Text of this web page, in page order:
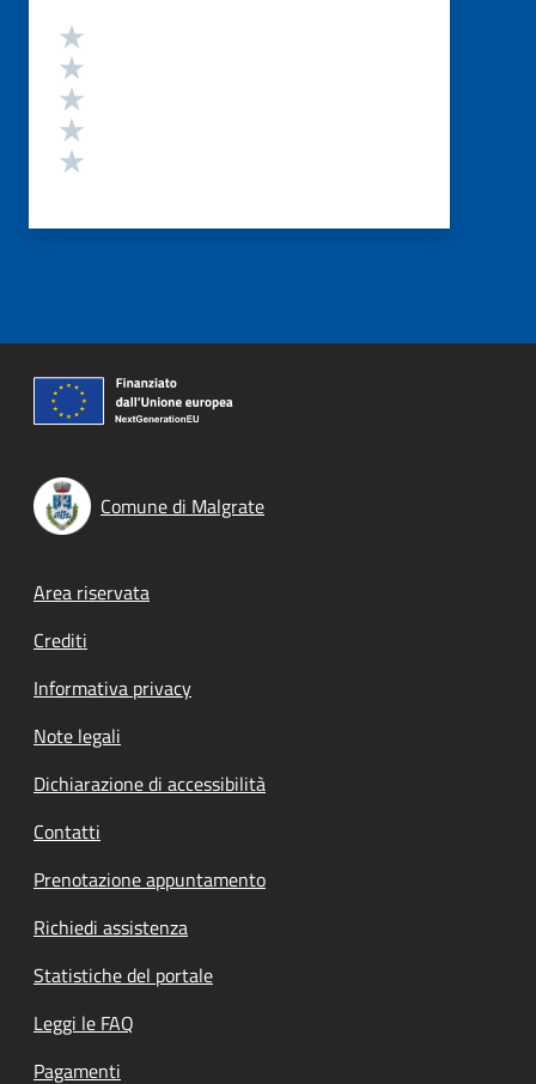
Valutazione
Comune di Malgrate
Footer menu
Area riservata
Crediti
Informativa privacy
Note legali
Dichiarazione di accessibilità
Contatti
Prenotazione appuntamento
Richiedi assistenza
Statistiche del portale
Leggi le FAQ
Pagamenti